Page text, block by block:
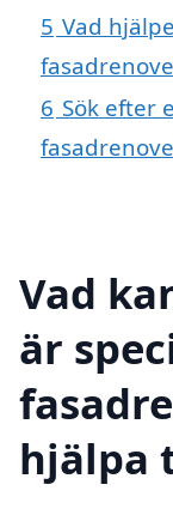
5 Vad
6 Sök efter
Vad
är
hjälpa